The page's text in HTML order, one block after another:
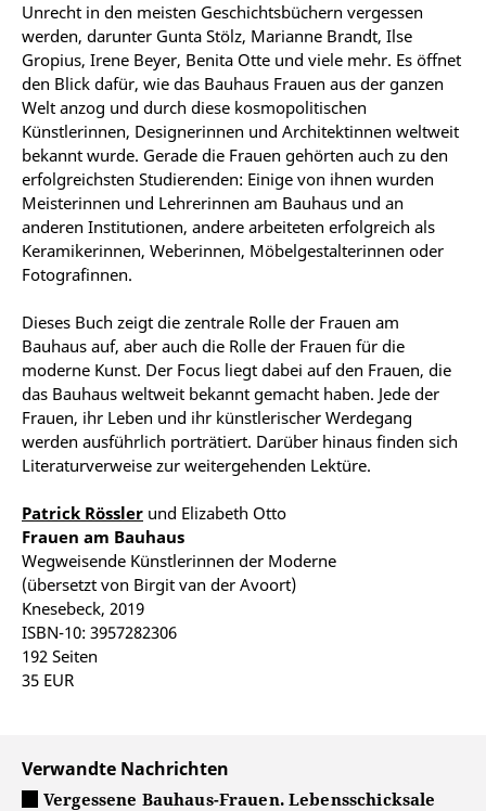
Unrecht in den meisten Geschichtsbüchern vergessen
werden, darunter Gunta Stölz, Marianne Brandt, Ilse
Gropius, Irene Beyer, Benita Otte und viele mehr. Es öffnet
den Blick dafür, wie das Bauhaus Frauen aus der ganzen
Welt anzog und durch diese kosmopolitischen
Künstlerinnen, Designerinnen und Architektinnen weltweit
bekannt wurde. Gerade die Frauen gehörten auch zu den
erfolgreichsten Studierenden: Einige von ihnen wurden
Meisterinnen und Lehrerinnen am Bauhaus und an
anderen Institutionen, andere arbeiteten erfolgreich als
Keramikerinnen, Weberinnen, Möbelgestalterinnen oder
Fotografinnen.
Dieses Buch zeigt die zentrale Rolle der Frauen am
Bauhaus auf, aber auch die Rolle der Frauen für die
moderne Kunst. Der Focus liegt dabei auf den Frauen, die
das Bauhaus weltweit bekannt gemacht haben. Jede der
Frauen, ihr Leben und ihr künstlerischer Werdegang
werden ausführlich porträtiert. Darüber hinaus finden sich
Literaturverweise zur weitergehenden Lektüre.
Patrick Rössler und Elizabeth Otto
Frauen am Bauhaus
Wegweisende Künstlerinnen der Moderne
(übersetzt von Birgit van der Avoort)
Knesebeck, 2019
ISBN-10: 3957282306
192 Seiten
35 EUR
Verwandte Nachrichten
Vergessene Bauhaus-Frauen. Lebensschicksale